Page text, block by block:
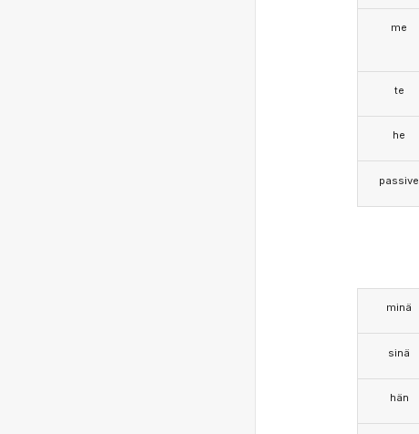
me
te
he
passive
minä
sinä
hän